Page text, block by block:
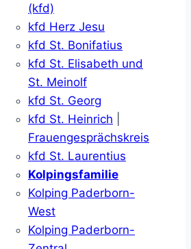
(kfd)
kfd Herz Jesu
kfd St. Bonifatius
kfd St. Elisabeth und
St. Meinolf
kfd St. Georg
kfd St. Heinrich
Frauengesprächskreis
kfd St. Laurentius
Kolpingsfamilie
Kolping Paderborn-
West
Kolping Paderborn-